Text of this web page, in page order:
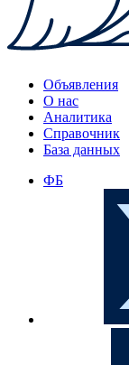
Объявления
О нас
Аналитика
Справочник
База данных
ФБ